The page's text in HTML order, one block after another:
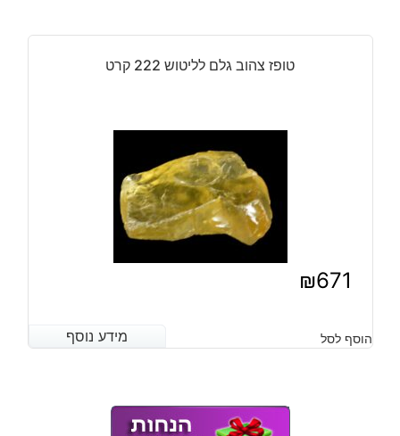
טופז צהוב גלם לליטוש 222 קרט
₪671
מידע נוסף הוסף לסל מידע נוסף